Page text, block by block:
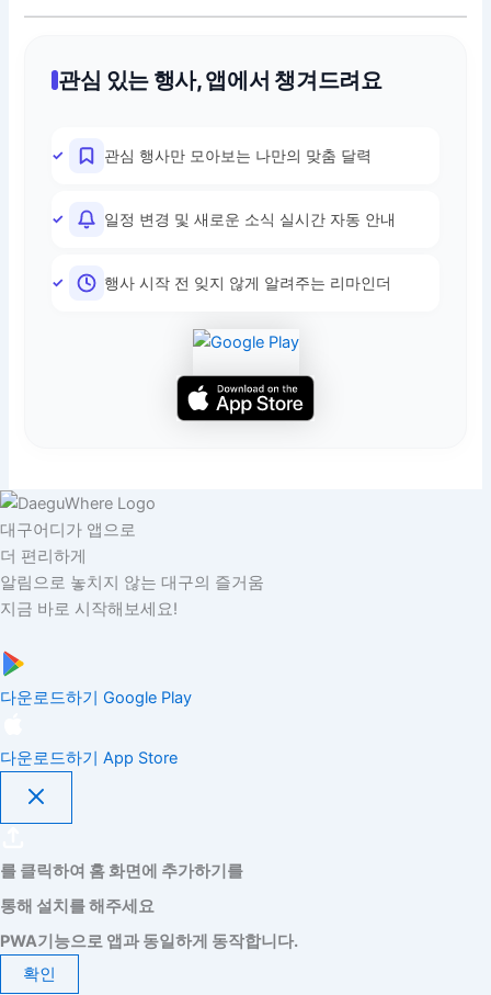
관심 있는 행사, 앱에서 챙겨드려요
관심 행사만 모아보는 나만의 맞춤 달력
일정 변경 및 새로운 소식 실시간 자동 안내
행사 시작 전 잊지 않게 알려주는 리마인더
대구어디가 앱으로
더 편리하게
알림으로 놓치지 않는 대구의 즐거움
지금 바로 시작해보세요!
다운로드하기 Google Play
다운로드하기 App Store
를 클릭하여 홈 화면에 추가하기를
통해 설치를 해주세요
PWA기능으로 앱과 동일하게 동작합니다.
확인